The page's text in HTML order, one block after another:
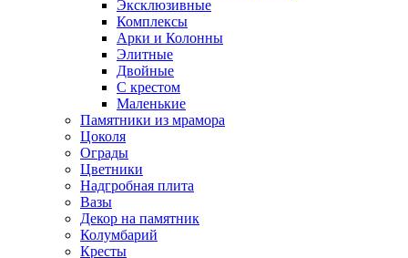
Эксклюзивные
Комплексы
Арки и Колонны
Элитные
Двойные
С крестом
Маленькие
Памятники из мрамора
Цоколя
Ограды
Цветники
Надгробная плита
Вазы
Декор на памятник
Колумбарий
Кресты